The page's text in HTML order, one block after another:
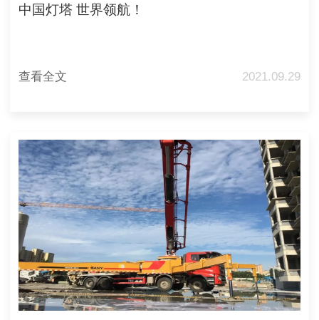
中国灯塔 世界领航！
查看全文 2021.09.29